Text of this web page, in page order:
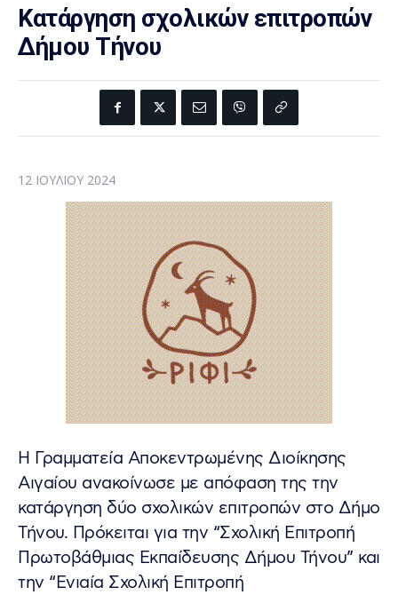
Κατάργηση σχολικών επιτροπών
Δήμου Τήνου
12 ΙΟΥΛΊΟΥ 2024
Η Γραμματεία Αποκεντρωμένης Διοίκησης
Αιγαίου ανακοίνωσε με απόφαση της την
κατάργηση δύο σχολικών επιτροπών στο Δήμο
Τήνου. Πρόκειται για την “Σχολική Επιτροπή
Πρωτοβάθμιας Εκπαίδευσης Δήμου Τήνου” και
την “Ενιαία Σχολική Επιτροπή